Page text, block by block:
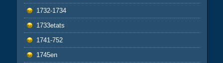
1732-1734
1733etats
1741-752
1745en